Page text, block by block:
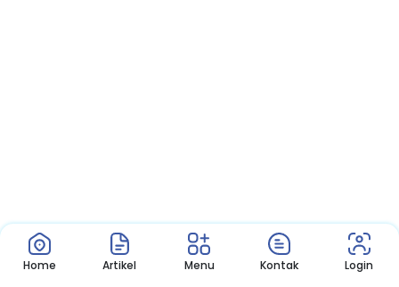
Home Artikel Menu Kontak Login